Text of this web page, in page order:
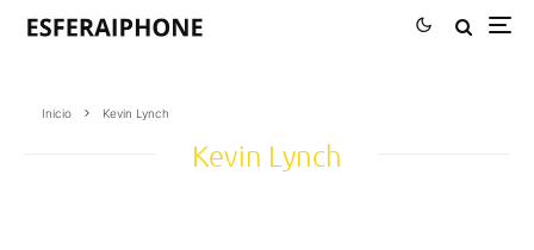
Inicio Kevin Lynch
Kevin Lynch